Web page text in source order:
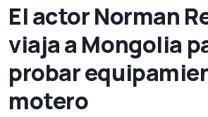
El actor Norman
viaja a Mongolia
probar
motero